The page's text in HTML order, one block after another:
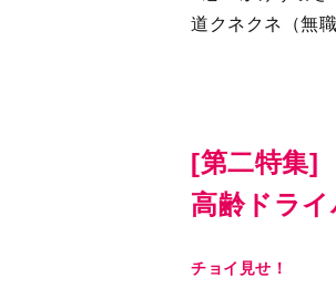
道クネクネ（無職
[第二特集]
高齢ドラ
チョイ見せ！